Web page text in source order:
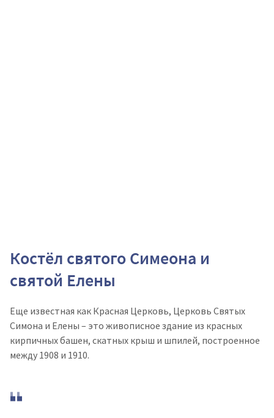
Костёл святого Симеона и
святой Елены
Еще известная как Красная Церковь, Церковь Святых
Симона и Елены – это живописное здание из красных
кирпичных башен, скатных крыш и шпилей, построенное
между 1908 и 1910.